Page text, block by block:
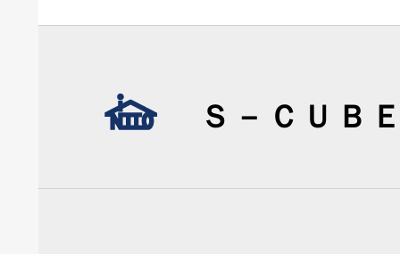
Ｓ－ＣＵＢ